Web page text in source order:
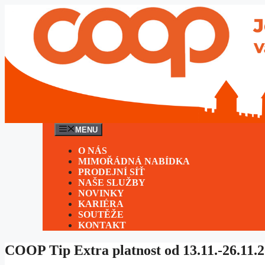
MENU
O NÁS
MIMOŘÁDNÁ NABÍDKA
PRODEJNÍ SÍŤ
NAŠE SLUŽBY
NOVINKY
KARIÉRA
SOUTĚŽE
KONTAKT
COOP Tip Extra platnost od 13.11.-